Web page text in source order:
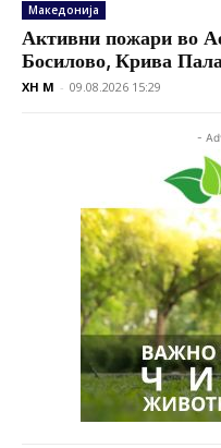
Македонија
Активни пожари во
Босилово, Крива
XH M - 09.08.2026 15:29
-